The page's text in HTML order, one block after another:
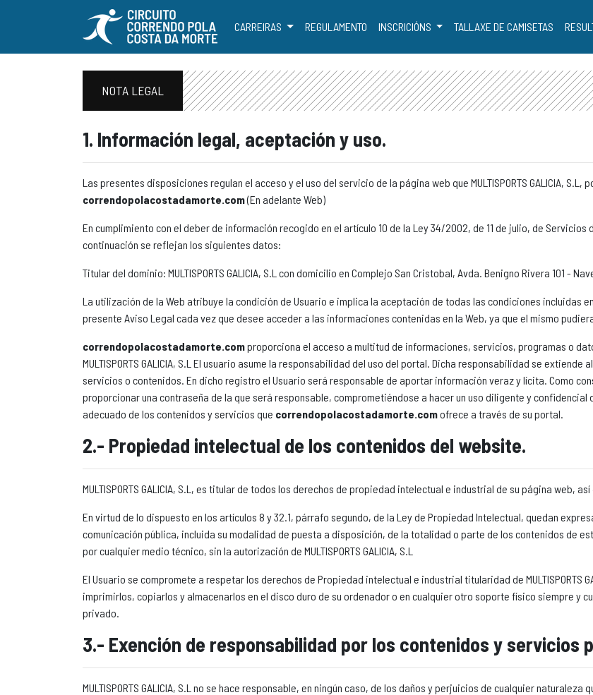
CARREIRAS REGULAMENTO INSCRICIÓNS TALLAXE DE CAMISETAS
NOTA LEGAL
1. Información legal, aceptación y uso.
Las presentes disposiciones regulan el acceso y el uso del servicio de la página web que MULTISPORTS GALICIA,
correndopolacostadamorte.com(En adelante Web)
En cumplimiento con el deber de información recogido en el artículo 10 de la Ley 34/2002, de 11 de julio, de
continuación se reflejan los siguientes datos:
Titular del dominio: MULTISPORTS GALICIA, S.L con domicilio en Complejo San Cristobal, Avda. Benigno Rivera 101 -
La utilización de la Web atribuye la condición de Usuario e implica la aceptación de todas las condiciones incluidas
presente Aviso Legal cada vez que desee acceder a las informaciones contenidas en la Web, ya que el mismo
correndopolacostadamorte.comproporciona el acceso a multitud de informaciones, servicios, programas o
MULTISPORTS GALICIA, S.L El usuario asume la responsabilidad del uso del portal. Dicha responsabilidad se
servicios o contenidos. En dicho registro el Usuario será responsable de aportar información veraz y lícita. Como
proporcionar una contraseña de la que será responsable, comprometiéndose a hacer un uso diligente y confidencial
adecuado de los contenidos y servicios que correndopolacostadamorte.comofrece a través de su portal.
2.- Propiedad intelectual de los contenidos del website.
MULTISPORTS GALICIA, S.L, es titular de todos los derechos de propiedad intelectual e industrial de su página web,
En virtud de lo dispuesto en los artículos 8 y 32.1, párrafo segundo, de la Ley de Propiedad Intelectual, quedan
comunicación pública, incluida su modalidad de puesta a disposición, de la totalidad o parte de los contenidos de
por cualquier medio técnico, sin la autorización de MULTISPORTS GALICIA, S.L
El Usuario se compromete a respetar los derechos de Propiedad intelectual e industrial titularidad de MULTISPORTS
imprimirlos, copiarlos y almacenarlos en el disco duro de su ordenador o en cualquier otro soporte físico siempre y
privado.
3.- Exención de responsabilidad por los contenidos y servicios
MULTISPORTS GALICIA, S.L no se hace responsable, en ningún caso, de los daños y perjuicios de cualquier